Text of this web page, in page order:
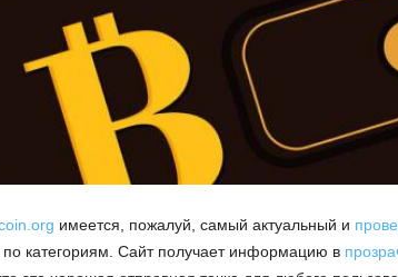
имеется, пожалуй, самый актуальный и
категориям. Сайт получает информацию в